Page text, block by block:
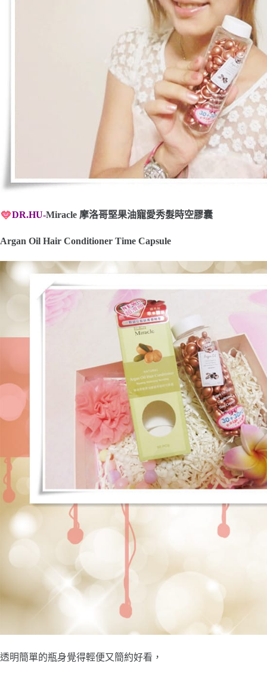
DR.HU-Miracle 摩洛哥堅果油寵愛秀髮時空膠囊
Argan Oil Hair Conditioner Time Capsule
透明簡單的瓶身覺得輕便又簡約好看，